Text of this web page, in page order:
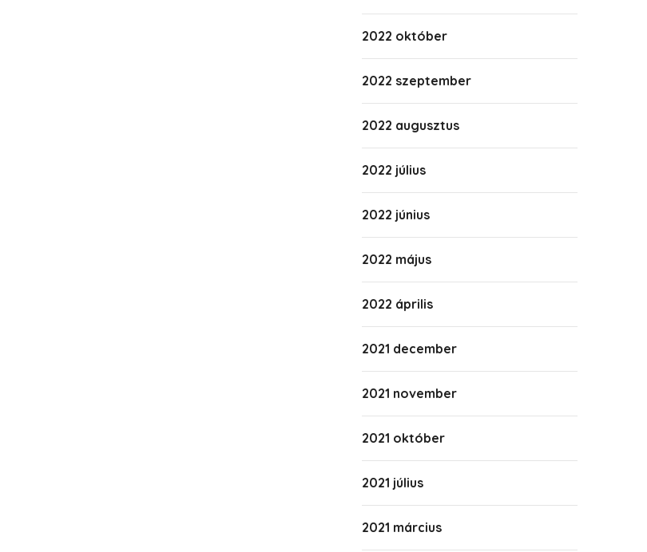
2022 október
2022 szeptember
2022 augusztus
2022 július
2022 június
2022 május
2022 április
2021 december
2021 november
2021 október
2021 július
2021 március